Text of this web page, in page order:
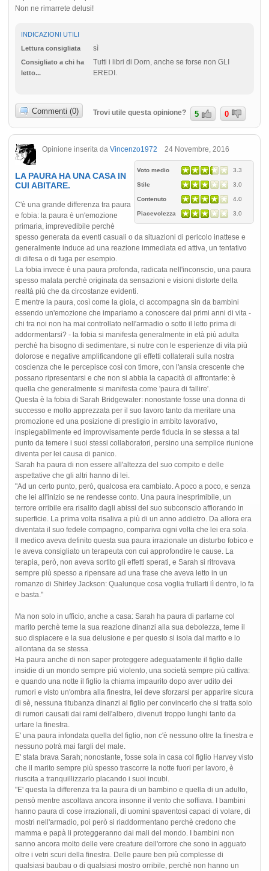
Non ne rimarrete delusi!
INDICAZIONI UTILI
Lettura consigliata
sì
Consigliato a chi ha
letto...
Tutti i libri di Dorn, anche se forse non GLI
EREDI.
Commenti (0) Trovi utile questa opinione? 5 0
Opinione inserita da Vincenzo1972 24 Novembre, 2016
Voto medio 3.3
Stile 3.0
Contenuto 4.0
Piacevolezza 3.0
LA PAURA HA UNA CASA IN
CUI ABITARE.
C'è una grande differenza tra paura
e fobia: la paura è un'emozione
primaria, imprevedibile perchè
spesso generata da eventi casuali o da situazioni di pericolo inattese e
generalmente induce ad una reazione immediata ed attiva, un tentativo
di difesa o di fuga per esempio.
La fobia invece è una paura profonda, radicata nell'inconscio, una paura
spesso malata perchè originata da sensazioni e visioni distorte della
realtà più che da circostanze evidenti.
E mentre la paura, così come la gioia, ci accompagna sin da bambini
essendo un'emozione che impariamo a conoscere dai primi anni di vita -
chi tra noi non ha mai controllato nell'armadio o sotto il letto prima di
addormentarsi? - la fobia si manifesta generalmente in età più adulta
perchè ha bisogno di sedimentare, si nutre con le esperienze di vita più
dolorose e negative amplificandone gli effetti collaterali sulla nostra
coscienza che le percepisce così con timore, con l'ansia crescente che
possano ripresentarsi e che non si abbia la capacità di affrontarle: è
quella che generalmente si manifesta come 'paura di fallire'.
Questa è la fobia di Sarah Bridgewater: nonostante fosse una donna di
successo e molto apprezzata per il suo lavoro tanto da meritare una
promozione ed una posizione di prestigio in ambito lavorativo,
inspiegabilmente ed improvvisamente perde fiducia in se stessa a tal
punto da temere i suoi stessi collaboratori, persino una semplice riunione
diventa per lei causa di panico.
Sarah ha paura di non essere all'altezza del suo compito e delle
aspettative che gli altri hanno di lei.
"Ad un certo punto, però, qualcosa era cambiato. A poco a poco, e senza
che lei all'inizio se ne rendesse conto. Una paura inesprimibile, un
terrore orribile era risalito dagli abissi del suo subconscio affiorando in
superficie. La prima volta risaliva a più di un anno addietro. Da allora era
diventata il suo fedele compagno, compariva ogni volta che lei era sola.
Il medico aveva definito questa sua paura irrazionale un disturbo fobico e
le aveva consigliato un terapeuta con cui approfondire le cause. La
terapia, però, non aveva sortito gli effetti sperati, e Sarah si ritrovava
sempre più spesso a ripensare ad una frase che aveva letto in un
romanzo di Shirley Jackson: Qualunque cosa voglia frullarti lì dentro, lo fa
e basta."
Ma non solo in ufficio, anche a casa: Sarah ha paura di parlarne col
marito perchè teme la sua reazione dinanzi alla sua debolezza, teme il
suo dispiacere e la sua delusione e per questo si isola dal marito e lo
allontana da se stessa.
Ha paura anche di non saper proteggere adeguatamente il figlio dalle
insidie di un mondo sempre più violento, una società sempre più cattiva:
e quando una notte il figlio la chiama impaurito dopo aver udito dei
rumori e visto un'ombra alla finestra, lei deve sforzarsi per apparire sicura
di sè, nessuna titubanza dinanzi al figlio per convincerlo che si tratta solo
di rumori causati dai rami dell'albero, divenuti troppo lunghi tanto da
urtare la finestra.
E' una paura infondata quella del figlio, non c'è nessuno oltre la finestra e
nessuno potrà mai fargli del male.
E' stata brava Sarah; nonostante, fosse sola in casa col figlio Harvey visto
che il marito sempre più spesso trascorre la notte fuori per lavoro, è
riuscita a tranquillizzarlo placando i suoi incubi.
"E' questa la differenza tra la paura di un bambino e quella di un adulto,
pensò mentre ascoltava ancora insonne il vento che soffiava. I bambini
hanno paura di cose irrazionali, di uomini spaventosi capaci di volare, di
mostri nell'armadio, poi però si riaddormentano perchè credono che
mamma e papà li proteggeranno dai mali del mondo. I bambini non
sanno ancora molto delle vere creature dell'orrore che sono in agguato
oltre i vetri scuri della finestra. Delle paure ben più complesse di
qualsiasi baubau o di qualsiasi mostro orribile, perchè non hanno un